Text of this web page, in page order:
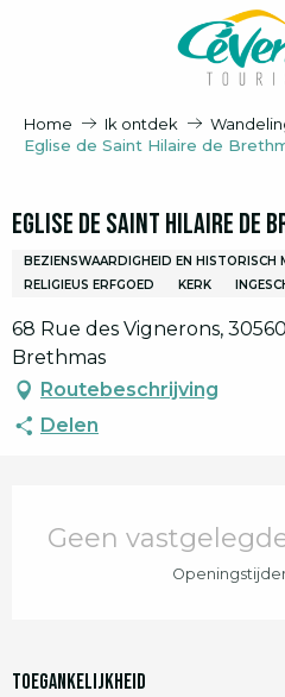
Home Ik ontdek
Eglise de Saint Hilaire de
Eglise de Saint Hilaire de
BEZIENSWAARDIGHEID EN HISTORISCH
RELIGIEUS ERFGOED
KERK
68 Rue des Vignerons,
Brethmas
Routebeschrijving
Delen
Geen
Toegankelijkheid